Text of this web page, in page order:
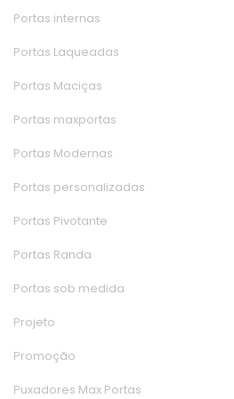
Portas interna
Portas Laqueada
Portas Maciça
Portas maxporta
Portas Moderna
Portas personalizada
Portas Pivotante
Portas Randa
Portas sob medida
Projeto
Promoção
Puxadores Max Porta